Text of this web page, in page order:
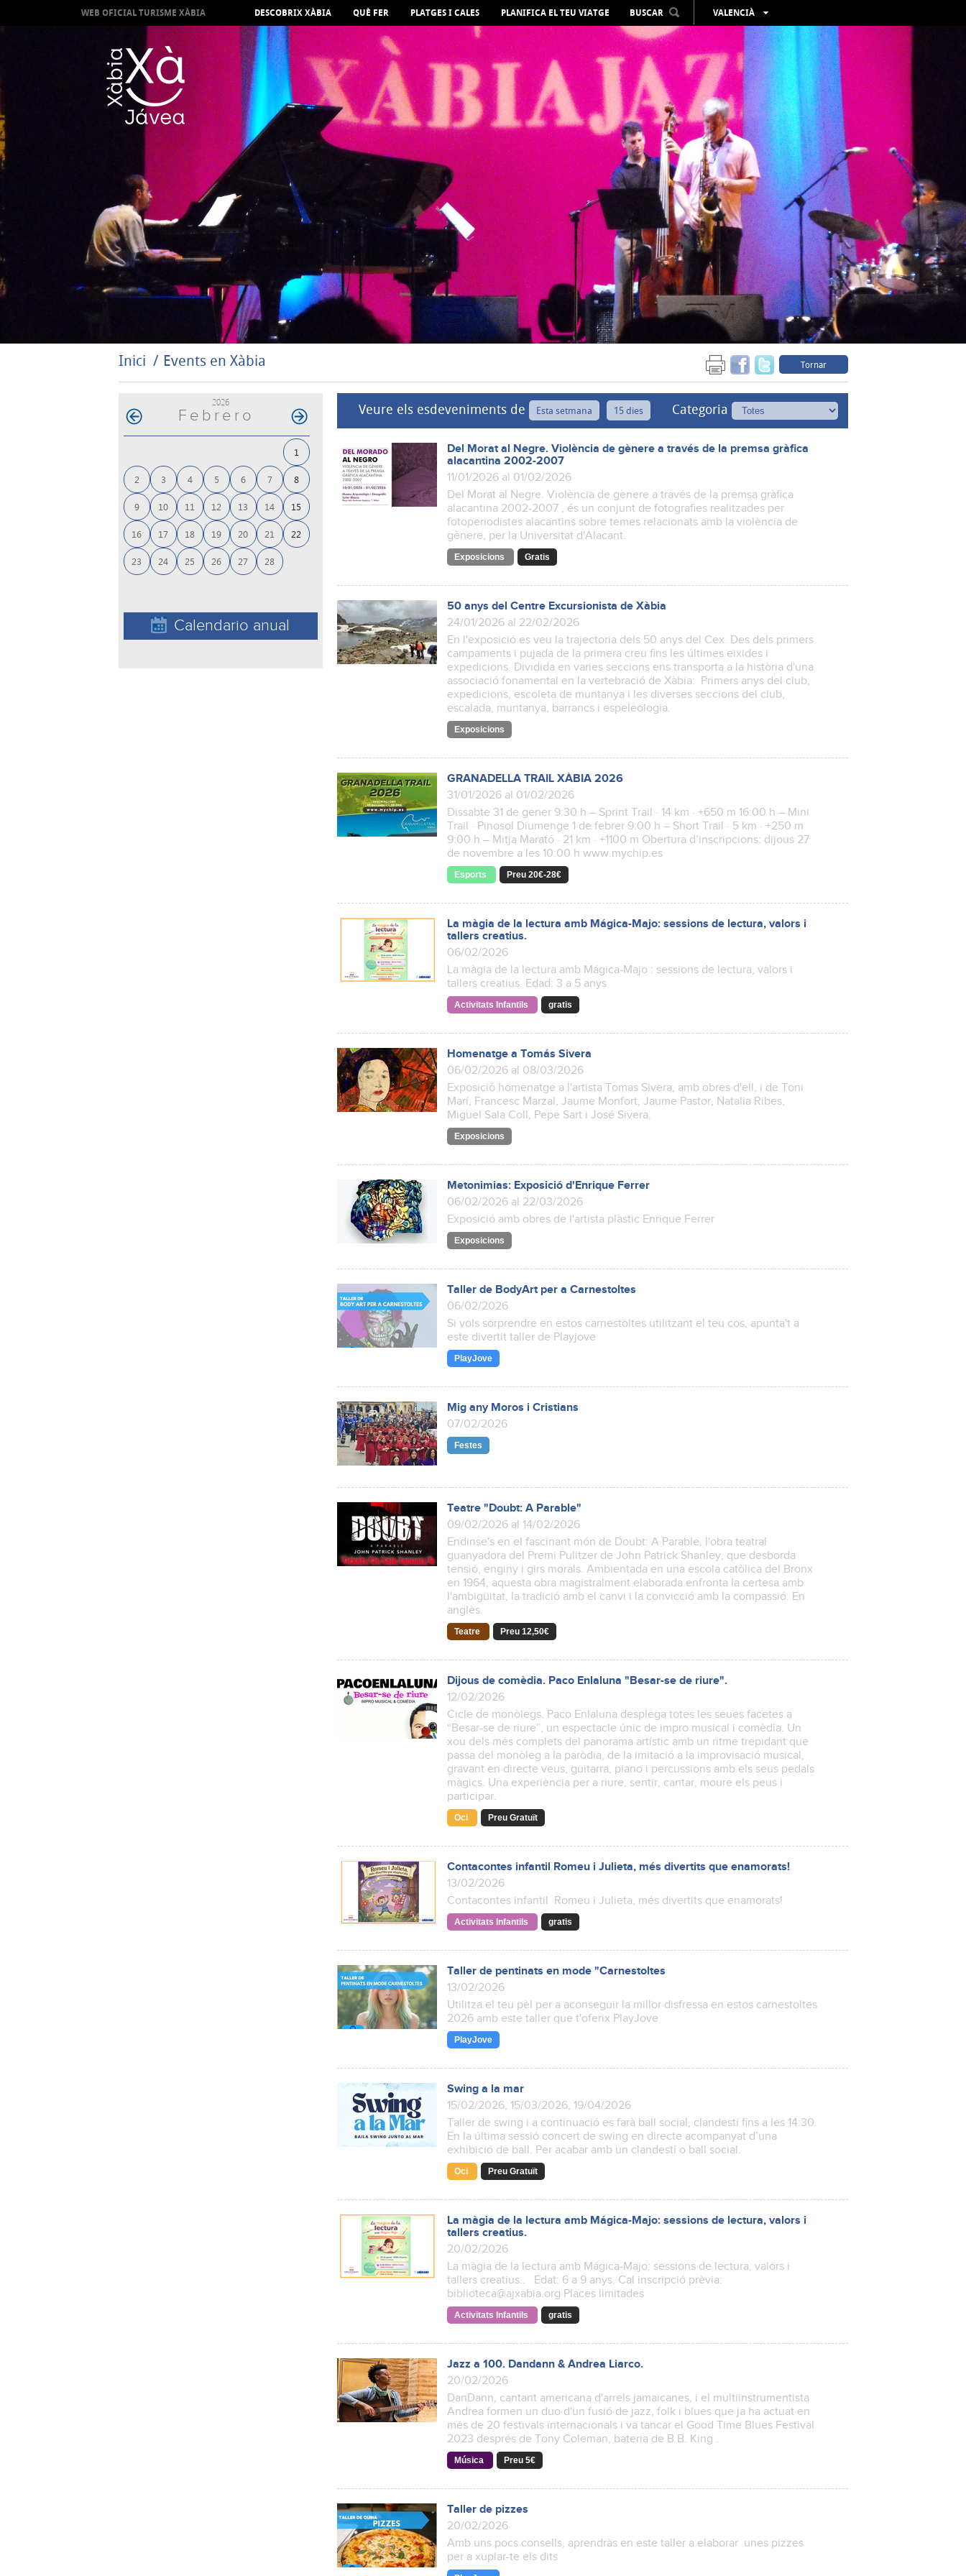
WEB OFICIAL TURISME XÀBIA DESCOBRIX XÀBIA QUÈ FER PLATGES I CALES PLANIFICA EL TEU VIATGE BUSCAR
VALENCIÀ
ESPAÑOL
ENGLISH
FRANÇAIS
DEUTSCH
РУССКИЙ
Inici Events en Xàbia Tornar
2026
Febrero
1
2 3 4 5 6 7 8
9 10 11 12 13 14 15
16 17 18 19 20 21 22
23 24 25 26 27 28
Calendario anual
Veure els esdeveniments de Esta setmana 15 dies Categoria
Del Morat al Negre. Violència de gènere a través de la premsa gràfica
alacantina 2002-2007
11/01/2026 al 01/02/2026
Del Morat al Negre. Violència de gènere a través de la premsa gràfica
alacantina 2002-2007 , és un conjunt de fotografies realitzades per
fotoperiodistes alacantins sobre temes relacionats amb la violència de
gènere, per la Universitat d'Alacant.
Exposicions Gratis
50 anys del Centre Excursionista de Xàbia
24/01/2026 al 22/02/2026
En l'exposició es veu la trajectoria dels 50 anys del Cex. Des dels primers
campaments i pujada de la primera creu fins les últimes eixides i
expedicions. Dividida en varies seccions ens transporta a la història d'una
associació fonamental en la vertebració de Xàbia: Primers anys del club,
expedicions, escoleta de muntanya i les diverses seccions del club,
escalada, muntanya, barrancs i espeleologia.
Exposicions
GRANADELLA TRAIL XÀBIA 2026
31/01/2026 al 01/02/2026
Dissabte 31 de gener 9:30 h – Sprint Trail · 14 km · +650 m 16:00 h – Mini
Trail · Pinosol Diumenge 1 de febrer 9:00 h – Short Trail · 5 km · +250 m
9:00 h – Mitja Marató · 21 km · +1100 m Obertura d’inscripcions: dijous 27
de novembre a les 10:00 h www.mychip.es
Esports Preu 20€-28€
La màgia de la lectura amb Mágica-Majo: sessions de lectura, valors i
tallers creatius.
06/02/2026
La màgia de la lectura amb Mágica-Majo : sessions de lectura, valors i
tallers creatius. Edad: 3 a 5 anys
Activitats Infantils gratis
Homenatge a Tomás Sivera
06/02/2026 al 08/03/2026
Exposició homenatge a l'artista Tomas Sivera, amb obres d'ell, i de Toni
Marí, Francesc Marzal, Jaume Monfort, Jaume Pastor, Natalia Ribes,
Miguel Sala Coll, Pepe Sart i José Sivera.
Exposicions
Metonimias: Exposició d'Enrique Ferrer
06/02/2026 al 22/03/2026
Exposició amb obres de l'artista plàstic Enrique Ferrer
Exposicions
Taller de BodyArt per a Carnestoltes
06/02/2026
Si vols sorprendre en estos carnestoltes utilitzant el teu cos, apunta't a
este divertit taller de Playjove
PlayJove
Mig any Moros i Cristians
07/02/2026
Festes
Teatre "Doubt: A Parable"
09/02/2026 al 14/02/2026
Endinse's en el fascinant món de Doubt: A Parable, l'obra teatral
guanyadora del Premi Pulitzer de John Patrick Shanley, que desborda
tensió, enginy i girs morals. Ambientada en una escola catòlica del Bronx
en 1964, aquesta obra magistralment elaborada enfronta la certesa amb
l'ambigüitat, la tradició amb el canvi i la convicció amb la compassió. En
anglès.
Teatre Preu 12,50€
Dijous de comèdia. Paco Enlaluna "Besar-se de riure".
12/02/2026
Cicle de monòlegs. Paco Enlaluna desplega totes les seues facetes a
“Besar-se de riure”, un espectacle únic de impro musical i comèdia. Un
xou dels més complets del panorama artístic amb un ritme trepidant que
passa del monòleg a la paròdia, de la imitació a la improvisació musical,
gravant en directe veus, guitarra, piano i percussions amb els seus pedals
màgics. Una experiència per a riure, sentir, cantar, moure els peus i
participar.
Oci Preu Gratuït
Contacontes infantil Romeu i Julieta, més divertits que enamorats!
13/02/2026
Contacontes infantil Romeu i Julieta, més divertits que enamorats!
Activitats Infantils gratis
Taller de pentinats en mode "Carnestoltes
13/02/2026
Utilitza el teu pèl per a aconseguir la millor disfressa en estos carnestoltes
2026 amb este taller que t'oferix PlayJove
PlayJove
Swing a la mar
15/02/2026, 15/03/2026, 19/04/2026
Taller de swing i a continuació es farà ball social, clandestí fins a les 14:30.
En la última sessió concert de swing en directe acompanyat d’una
exhibició de ball. Per acabar amb un clandestí o ball social.
Oci Preu Gratuït
La màgia de la lectura amb Mágica-Majo: sessions de lectura, valors i
tallers creatius.
20/02/2026
La màgia de la lectura amb Mágica-Majo: sessions de lectura, valors i
tallers creatius.. Edat: 6 a 9 anys. Cal inscripció prèvia:
biblioteca@ajxabia.org Places limitades
Activitats Infantils gratis
Jazz a 100. Dandann & Andrea Liarco.
20/02/2026
DanDann, cantant americana d'arrels jamaicanes, i el multiinstrumentista
Andrea formen un duo d'un fusió de jazz, folk i blues que ja ha actuat en
més de 20 festivals internacionals i va tancar el Good Time Blues Festival
2023 després de Tony Coleman, bateria de B.B. King .
Música Preu 5€
Taller de pizzes
20/02/2026
Amb uns pocs consells, aprendràs en este taller a elaborar unes pizzes
per a xuplar-te els dits